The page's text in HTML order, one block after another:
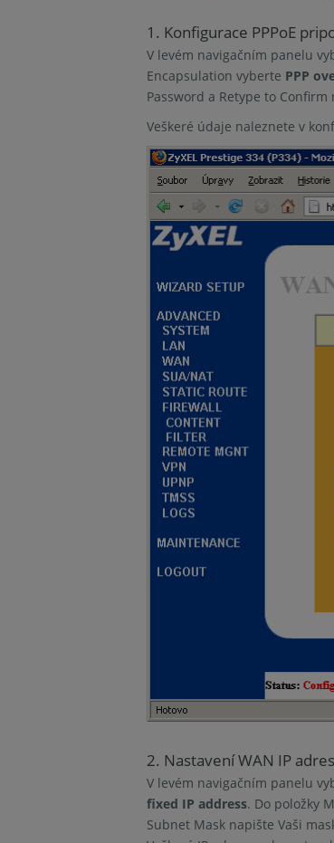
1. Konfigurace PPPoE
V levém navigačním panelu
Encapsulation vyberte PPP
Password a Retype to Confirm
Veškeré údaje naleznete v
2. Nastavení WAN IP
V levém navigačním panelu
fixed IP address. Do položky
Subnet Mask napište Vaši